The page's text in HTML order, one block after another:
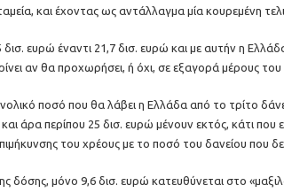
και έχοντας ως αντάλλαγμα μία κουρεμένη
ευρώ έναντι 21,7 δισ. ευρώ και με αυτήν η
αν θα προχωρήσει, ή όχι, σε εξαγορά μέρους
ποσό που θα λάβει η Ελλάδα από το τρίτo
άρα περίπου 25 δισ. ευρώ μένουν εκτός, κάτι που
του χρέους με το ποσό του δανείου που
δόσης, μόνο 9,6 δισ. ευρώ κατευθύνεται στο